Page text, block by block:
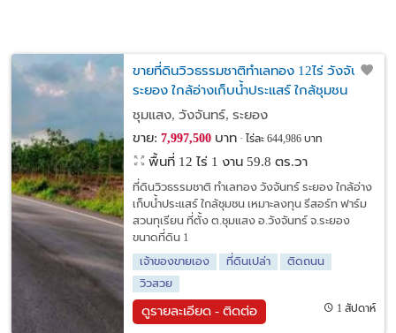
ขายที่ดินวิวธรรมชาติทำเลทอง 12ไร่ วังจันทร์
ระยอง ใกล้อ่างเก็บน้ำประแสร์ ใกล้ชุมชน
เหมาะลงทุน รีสอร์ท ฟาร์ม สวนทุเรียน
ชุมแสง, วังจันทร์, ระยอง
ขาย: 7,997,500บาท ไร่ละ 644,986 บาท
พื้นที่ 12 ไร่ 1 งาน 59.8 ตร.วา
ที่ดินวิวธรรมชาติ ทำเลทอง วังจันทร์ ระยอง ใกล้อ่าง
เก็บน้ำประแสร์ ใกล้ชุมชน เหมาะลงทุน รีสอร์ท ฟาร์ม
สวนทุเรียน ที่ตั้ง ต.ชุมแสง อ.วังจันทร์ จ.ระยอง
ขนาดที่ดิน 1
เจ้าของขายเอง
ที่ดินเปล่า
ติดถนน
วิวสวย
ดูรายละเอียด - ติดต่อ 1 สัปดาห์